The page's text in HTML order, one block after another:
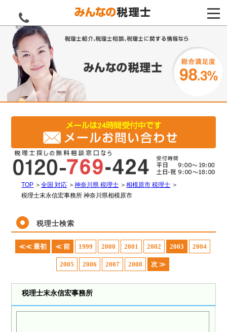
電話をする
TOP ＞全国 対応 ＞神奈川県 税理士 ＞相模原市 税理士 ＞
税理士末永信宏事務所 神奈川県相模原市
税理士検索
≪≪ 最初 ≪ 前 1999 2000 2001 2002 2003 2004
2005 2006 2007 2008 次 ≫
税理士末永信宏事務所